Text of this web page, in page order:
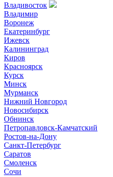
Владивосток
Владимир
Воронеж
Екатеринбург
Ижевск
Калининград
Киров
Красноярск
Курск
Минск
Мурманск
Нижний Новгород
Новосибирск
Обнинск
Петропавловск-Камчатский
Ростов-на-Дону
Санкт-Петербург
Саратов
Смоленск
Сочи